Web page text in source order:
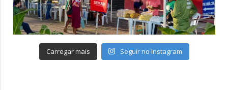
Carregar mais Seguir no Instagram